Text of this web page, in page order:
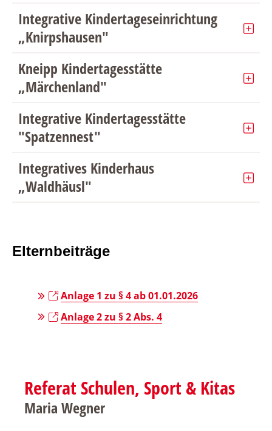
Integrative Kindertageseinrichtung
„Knirpshausen"
Kneipp Kindertagesstätte
„Märchenland"
Integrative Kindertagesstätte
"Spatzennest"
Integratives Kinderhaus
„Waldhäusl"
Elternbeiträge
Anlage 1 zu § 4 ab 01.01.2026
Anlage 2 zu § 2 Abs. 4
Referat Schulen, Sport & Kitas
Maria Wegner